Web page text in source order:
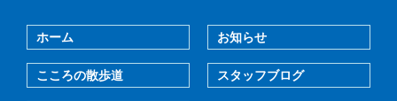
ホーム お知らせ
こころの散歩道 スタッフブログ